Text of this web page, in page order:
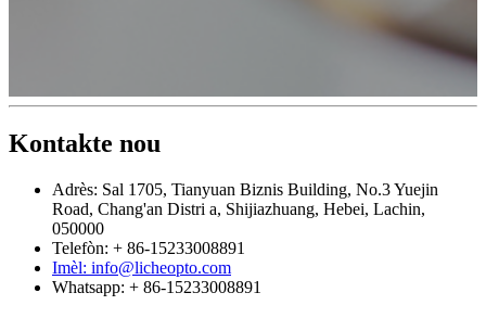
Kontakte nou
Adrès: Sal 1705, Tianyuan Biznis Building, No.3 Yuejin
Road, Chang'an Distri a, Shijiazhuang, Hebei, Lachin,
050000
Telefòn: + 86-15233008891
Imèl: info@licheopto.com
Whatsapp: + 86-15233008891